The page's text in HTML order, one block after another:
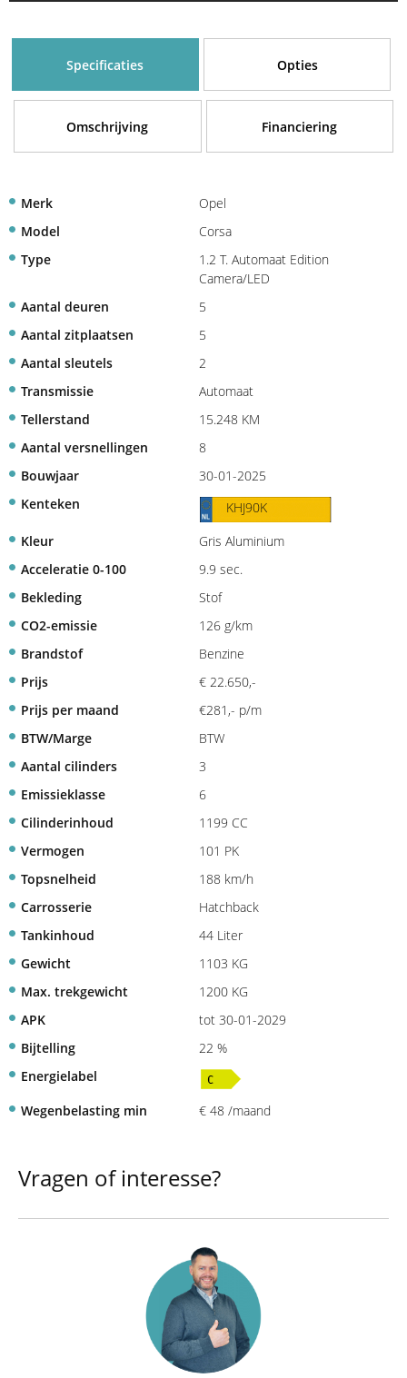
Specificaties Opties
Omschrijving Financiering
Merk
Opel
Model
Corsa
Type
1.2 T. Automaat Edition
Camera/LED
Aantal deuren
5
Aantal zitplaatsen
5
Aantal sleutels
2
Transmissie
Automaat
Tellerstand
15.248 KM
Aantal versnellingen
8
Bouwjaar
30-01-2025
Kenteken
KHJ90K
Kleur
Gris Aluminium
Acceleratie 0-100
9.9 sec.
Bekleding
Stof
CO2-emissie
126 g/km
Brandstof
Benzine
Prijs
€ 22.650,-
Prijs per maand
€281,- p/m
BTW/Marge
BTW
Aantal cilinders
3
Emissieklasse
6
Cilinderinhoud
1199 CC
Vermogen
101 PK
Topsnelheid
188 km/h
Carrosserie
Hatchback
Tankinhoud
44 Liter
Gewicht
1103 KG
Max. trekgewicht
1200 KG
APK
tot 30-01-2029
Bijtelling
22 %
Energielabel
Wegenbelasting min
€ 48 /maand
Vragen of interesse?